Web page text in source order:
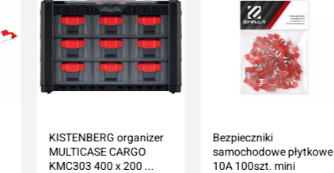
KISTENBERG organizer
MULTICASE CARGO
KMC303 400 x 200 ...
Bezpieczniki
samochodowe płytkowe
10A 100szt. mini